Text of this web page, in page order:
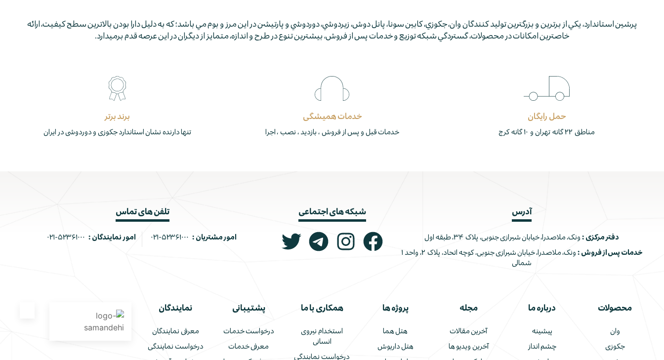
پرشين استاندارد، يكي از برترين و بزرگترين توليد كنندگان وان، جكوزي، كابين سونا، پانل دوش، زيردوشي، دوردوشي و پارتيشن در اين مرز و بوم مي باشد؛ كه به دليل دارا بودن بالاترين سطح كيفيت، ارائه
خاصترين امكانات در محصولات، گستردگي شبكه توزيع و خدمات پس از فروش، بيشترين تنوع در طرح و اندازه، متمايز از ديگران در اين عرصه قدم برمي­دارد.
حمل رایگان
مناطق ۲۲ گانه تهران و ۱۰ گانه کرج
خدمات همیشگی
خدمات قبل و پس از فروش ، بازدید ، نصب ، اجرا
برند برتر
تنها دارنده نشان استاندارد جکوزی و دوردوشی در ایران
آدرس
دفتر مرکزی : ونک، ملاصدرا، خیابان شیرازی جنوبی، پلاک ۳۴، طبقه اول
خدمات پس از فروش :
ونک، ملاصدرا، خیابان شیرازی جنوبی، کوچه اتحاد، پلاک ۲، واحد ۱
شمالی
شبکه های اجتماعی تلفن های تماس
امور مشتریان : ۰۲۱-۵۲۳۶۱۰۰۰ امور نمایندگان : ۰۲۱-۵۲۳۶۱۰۰۰
محصولات
وان
جکوزی
درباره ما
پیشینه
چشم انداز
مجله
آخرین مقالات
آخرین ویدیو ها
پروژه ها
هتل هما
هتل داریوش
همکاری با ما
استخدام نیروی
انسانی
درخواست نمایندگی
پشتیبانی
درخواست خدمات
معرفی خدمات
نمایندگان
معرفی نمایندگان
درخواست نمایندگی